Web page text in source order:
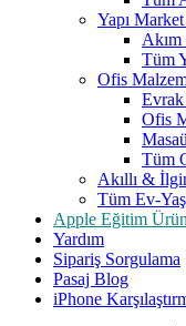
Yapı
Tüm
Ofis
Ofis
Tüm
Akıllı &
Tüm Ev-
Apple Eğitim
Yardım
Sipariş Sorgulama
Pasaj Blog
iPhone